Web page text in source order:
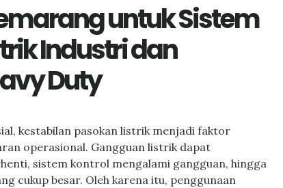
untuk Sistem
Industri dan
Duty
kestabilan pasokan listrik menjadi faktor
operasional. Gangguan listrik dapat
sistem kontrol mengalami gangguan, hingga
cukup besar. Oleh karena itu, penggunaan